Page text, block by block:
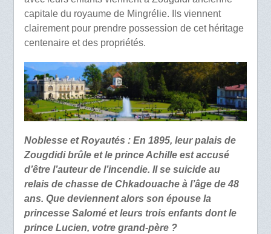
capitale du royaume de Mingrélie. Ils viennent
clairement pour prendre possession de cet héritage
centenaire et des propriétés.
Noblesse et Royautés : En 1895, leur palais de
Zougdidi brûle et le prince Achille est accusé
d’être l’auteur de l’incendie. Il se suicide au
relais de chasse de Chkadouache à l’âge de 48
ans. Que deviennent alors son épouse la
princesse Salomé et leurs trois enfants dont le
prince Lucien, votre grand-père ?